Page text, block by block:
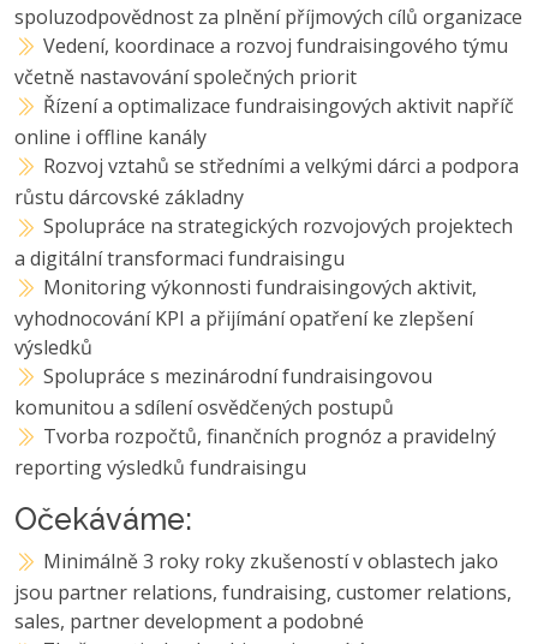
spoluzodpovědnost za plnění příjmových cílů organizace
Vedení, koordinace a rozvoj fundraisingového týmu
včetně nastavování společných priorit
Řízení a optimalizace fundraisingových aktivit napříč
online i offline kanály
Rozvoj vztahů se středními a velkými dárci a podpora
růstu dárcovské základny
Spolupráce na strategických rozvojových projektech
a digitální transformaci fundraisingu
Monitoring výkonnosti fundraisingových aktivit,
vyhodnocování KPI a přijímání opatření ke zlepšení
výsledků
Spolupráce s mezinárodní fundraisingovou
komunitou a sdílení osvědčených postupů
Tvorba rozpočtů, finančních prognóz a pravidelný
reporting výsledků fundraisingu
Očekáváme:
Minimálně 3 roky roky zkušeností v oblastech jako
jsou partner relations, fundraising, customer relations,
sales, partner development a podobné